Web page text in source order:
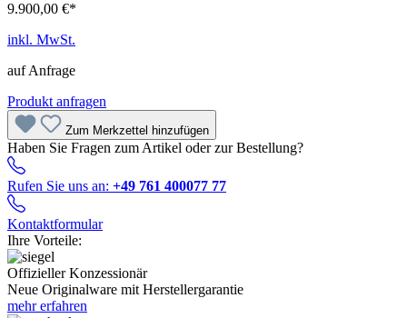
9.900,00 €*
inkl. MwSt.
auf Anfrage
Produkt anfragen
Zum Merkzettel hinzufügen
Haben Sie Fragen zum Artikel oder zur Bestellung?
Rufen Sie uns an: +49 761 400077 77
Kontaktformular
Ihre Vorteile:
Offizieller Konzessionär
Neue Originalware mit Herstellergarantie
mehr erfahren